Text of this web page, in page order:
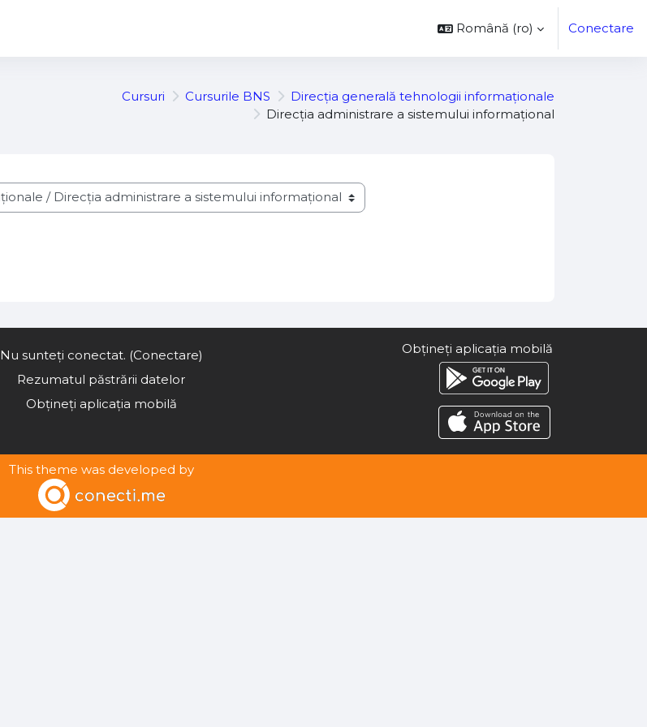
Română ‎(ro)‎ Conectare
Cursuri Cursurile BNS
Direcția generală tehnologii informaționale
Direcția administrare a sistemului informațional
Nu sunteți conectat. (Conectare)
Rezumatul păstrării datelor
Obțineți aplicația mobilă
Obțineți aplicația mobilă
This theme was developed by